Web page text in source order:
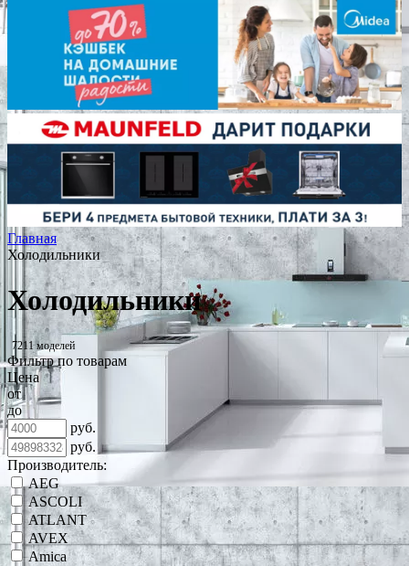
Главная
Холодильники
Холодильники
7211 моделей
Фильтр по товарам
Цена
от
до
руб.
руб.
Производитель:
AEG
ASCOLI
ATLANT
AVEX
Amica